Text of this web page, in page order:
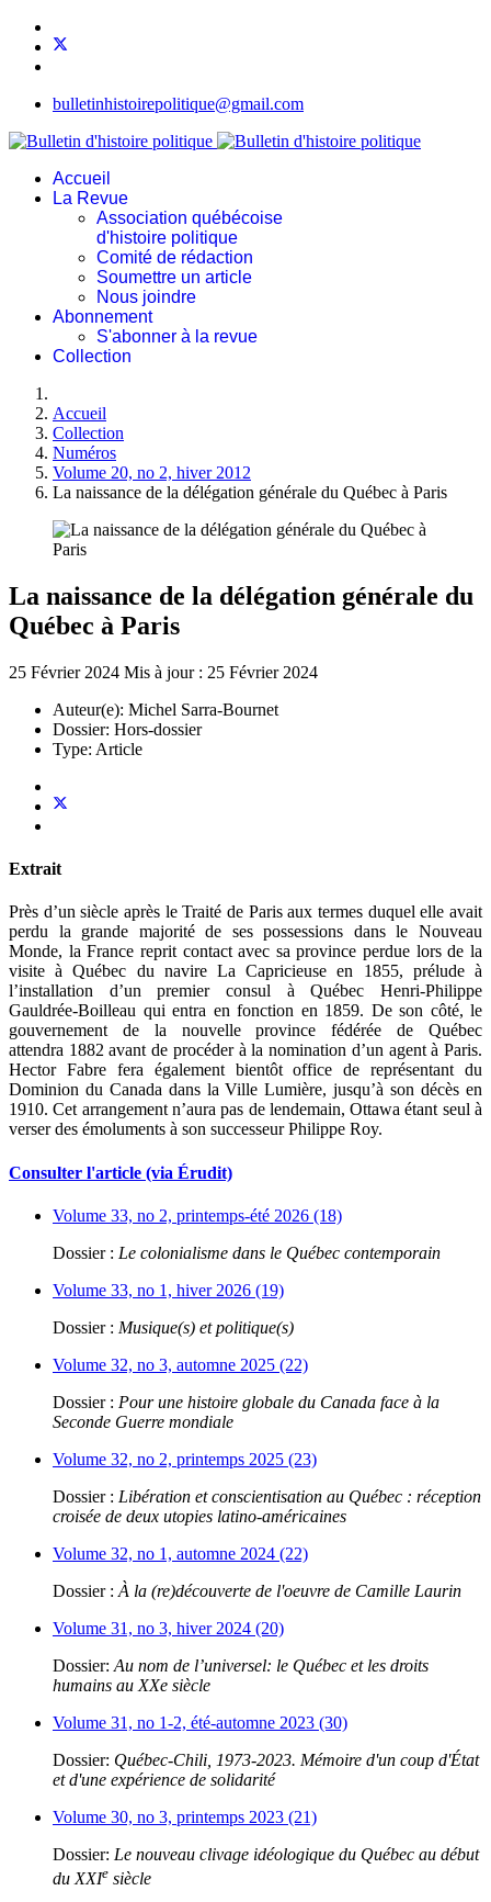
bulletinhistoirepolitique@gmail.com
Accueil
La Revue
Association québécoise
d'histoire politique
Comité de rédaction
Soumettre un article
Nous joindre
Abonnement
S'abonner à la revue
Collection
Accueil
Collection
Numéros
Volume 20, no 2, hiver 2012
La naissance de la délégation générale du Québec à Paris
La naissance de la délégation générale du
Québec à Paris
25 Février 2024 Mis à jour : 25 Février 2024
Auteur(e): Michel Sarra-Bournet
Dossier: Hors-dossier
Type: Article
Extrait
Près d’un siècle après le Traité de Paris aux termes duquel elle avait
perdu la grande majorité de ses possessions dans le Nouveau
Monde, la France reprit contact avec sa province perdue lors de la
visite à Québec du navire La Capricieuse en 1855, prélude à
l’installation d’un premier consul à Québec Henri-Philippe
Gauldrée-Boilleau qui entra en fonction en 1859. De son côté, le
gouvernement de la nouvelle province fédérée de Québec
attendra 1882 avant de procéder à la nomination d’un agent à Paris.
Hector Fabre fera également bientôt office de représentant du
Dominion du Canada dans la Ville Lumière, jusqu’à son décès en
1910. Cet arrangement n’aura pas de lendemain, Ottawa étant seul à
verser des émoluments à son successeur Philippe Roy.
Consulter l'article (via Érudit)
Volume 33, no 2, printemps-été 2026 (18)
Dossier : Le colonialisme dans le Québec contemporain
Volume 33, no 1, hiver 2026 (19)
Dossier : Musique(s) et politique(s)
Volume 32, no 3, automne 2025 (22)
Dossier : Pour une histoire globale du Canada face à la
Seconde Guerre mondiale
Volume 32, no 2, printemps 2025 (23)
Dossier : Libération et conscientisation au Québec : réception
croisée de deux utopies latino-américaines
Volume 32, no 1, automne 2024 (22)
Dossier : À la (re)découverte de l'oeuvre de Camille Laurin
Volume 31, no 3, hiver 2024 (20)
Dossier: Au nom de l’universel: le Québec et les droits
humains au XXe siècle
Volume 31, no 1-2, été-automne 2023 (30)
Dossier: Québec-Chili, 1973-2023. Mémoire d'un coup d'État
et d'une expérience de solidarité
Volume 30, no 3, printemps 2023 (21)
Dossier: Le nouveau clivage idéologique du Québec au début
du XXIe siècle